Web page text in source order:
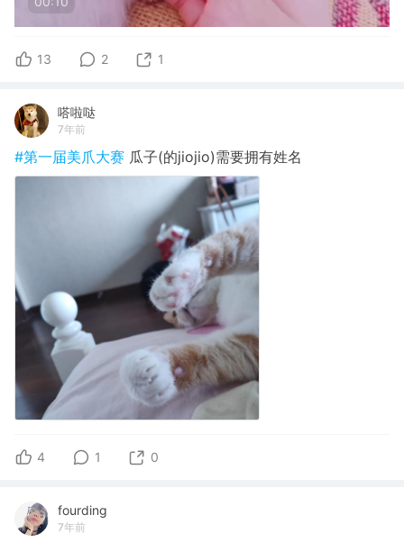
13 2 1
嗒啦哒
7年前
#第一届美爪大赛 瓜子(的jiojio)需要拥有姓名
4 1 0
fourding
7年前